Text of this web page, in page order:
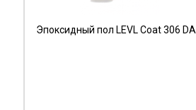
Эпоксидный пол LEVL Coat 306 DA